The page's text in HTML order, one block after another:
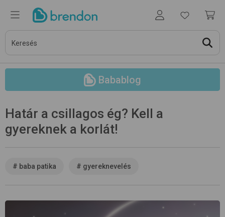
Babablog
Határ a csillagos ég? Kell a
gyereknek a korlát!
# baba patika # gyereknevelés